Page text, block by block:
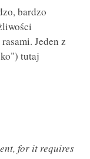
bardzo
Jeden z
tutaj
for it requires